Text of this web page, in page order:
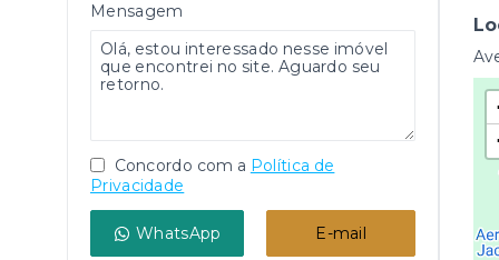
Mensagem
Concordo com a Política de
Privacidade
WhatsApp E-mail